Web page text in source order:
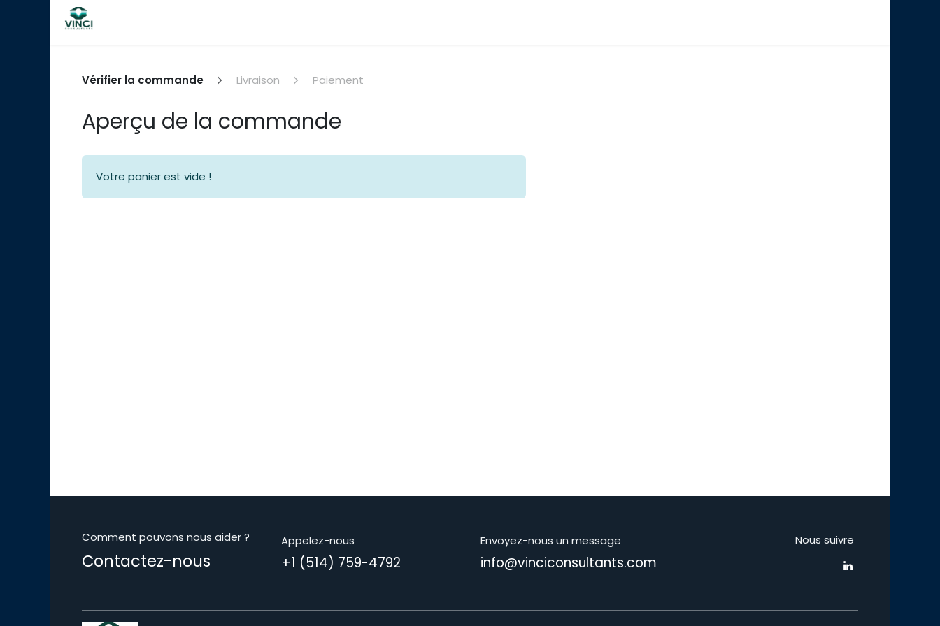
Se rendre au contenu
Vérifier la commande Livraison Paiement
Aperçu de la commande
Votre panier est vide !
Comment pouvons nous aider ?
Contactez-nous
Appelez-nous
+1 (514) 759-4792
Envoyez-nous un message
info@vinciconsultants.com
Nous suivre